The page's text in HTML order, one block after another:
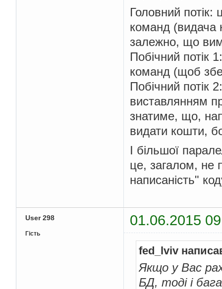
Головний
команд (видача
залежно, що
Побічний потік
команд (щоб
Побічний потік
виставлянням
знатиме, що,
видати кошти,
І більшої
це, загалом, не
написаність"
User 298 01.06.2015
Гість
fed_lviv
Якщо у Вас
БД, тоді і